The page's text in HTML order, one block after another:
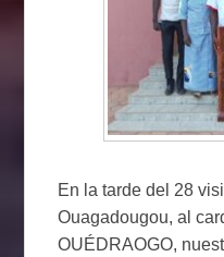
En la tarde del 28
Ouagadougou, al
OUÉDRAOGO,